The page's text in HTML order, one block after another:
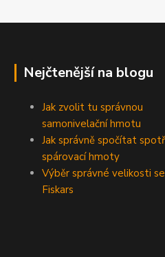
Nejčtenější na blogu
Jak zvolit tu správnou
samonivelační hmotu
Jak správně spočítat
spárovací hmoty
Výběr správné velikosti
Fiskars